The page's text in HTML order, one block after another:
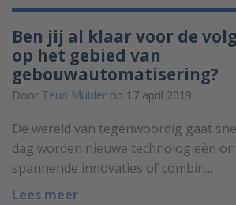
Ben jij al klaar voor de
op het gebied van
gebouwautomatisering?
Door Teun Mulder op 17 april 2019.
De wereld van tegenwoordig gaat
dag worden nieuwe technologieën
spannende innovaties of combin...
Lees meer